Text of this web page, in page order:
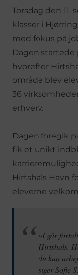
Torsdag den 11.
klasser i
med fokus på
Dagen startede
hvorefter
område blev
36
erhverv.
Dagen foregik
fik et unikt
Hirtshals Havn
eleverne
»I går
Hirtshals.
du kan
siger Sofie